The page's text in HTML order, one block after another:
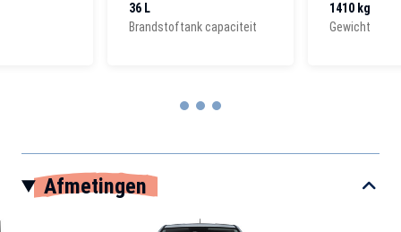
36 L
Brandstoftank capaciteit
1410 kg
Gewicht
Afmetingen